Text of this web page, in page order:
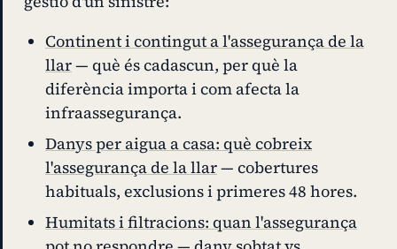
Continent i contingut a l'assegurança de la
llar— què és cadascun, per què la
diferència importa i com afecta la
infraassegurança.
Danys per aigua a casa: què cobreix
l'assegurança de la llar— cobertures
habituals, exclusions i primeres 48 hores.
Humitats i filtracions: quan l'assegurança